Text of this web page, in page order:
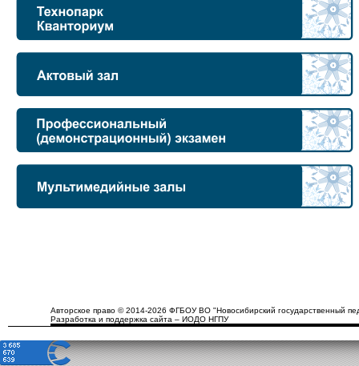
Авторское право © 2014-2026 ФГБОУ ВО "Новосибирский государственный
Разработка и поддержка сайта – ИОДО НГПУ